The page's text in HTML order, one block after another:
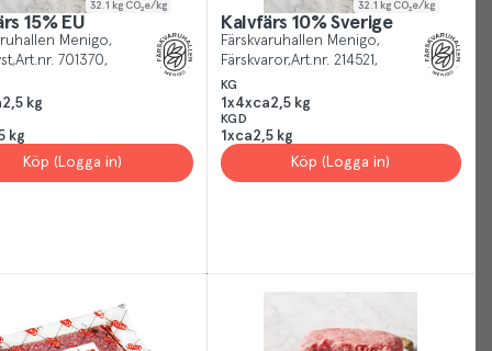
32.1 kg CO₂e/kg
15% EU
Menigo
Art.nr. 701370
kg
kg
Köp (Logga in)
32.1 kg CO₂e/kg
Kalvfärs 10% Sverige
Färskvaruhallen Menigo
Färskvaror Art.nr. 214521
KG
1x4xca2,5 kg
KGD
1xca2,5 kg
Köp (Logga in)
Just
like
use
cookies.
the
best